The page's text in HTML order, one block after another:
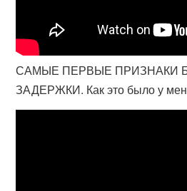
САМЫЕ ПЕРВЫЕ ПРИЗНАКИ
ЗАДЕРЖКИ. Как это было у